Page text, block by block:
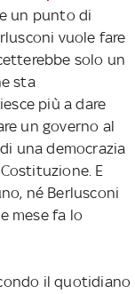
un punto di
vuole fare
solo un
sta
più a dare
un governo al
una democrazia
E
né Berlusconi
mese fa lo
il quotidiano